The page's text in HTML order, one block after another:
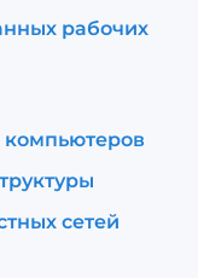
рабочих
сетей